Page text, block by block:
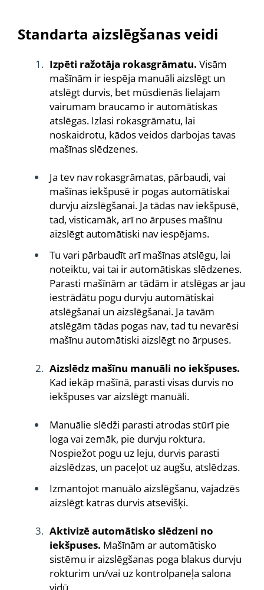
Standarta aizslēgšanas veidi
Izpēti ražotāja rokasgrāmatu. Visām
mašīnām ir iespēja manuāli aizslēgt un
atslēgt durvis, bet mūsdienās lielajam
vairumam braucamo ir automātiskas
atslēgas. Izlasi rokasgrāmatu, lai
noskaidrotu, kādos veidos darbojas tavas
mašīnas slēdzenes.
Ja tev nav rokasgrāmatas, pārbaudi, vai
mašīnas iekšpusē ir pogas automātiskai
durvju aizslēgšanai. Ja tādas nav iekšpusē,
tad, visticamāk, arī no ārpuses mašīnu
aizslēgt automātiski nav iespējams.
Tu vari pārbaudīt arī mašīnas atslēgu, lai
noteiktu, vai tai ir automātiskas slēdzenes.
Parasti mašīnām ar tādām ir atslēgas ar jau
iestrādātu pogu durvju automātiskai
atslēgšanai un aizslēgšanai. Ja tavām
atslēgām tādas pogas nav, tad tu nevarēsi
mašīnu automātiski aizslēgt no ārpuses.
Aizslēdz mašīnu manuāli no iekšpuses.
Kad iekāp mašīnā, parasti visas durvis no
iekšpuses var aizslēgt manuāli.
Manuālie slēdži parasti atrodas stūrī pie
loga vai zemāk, pie durvju roktura.
Nospiežot pogu uz leju, durvis parasti
aizslēdzas, un paceļot uz augšu, atslēdzas.
Izmantojot manuālo aizslēgšanu, vajadzēs
aizslēgt katras durvis atsevišķi.
Aktivizē automātisko slēdzeni no
iekšpuses. Mašīnām ar automātisko
sistēmu ir aizslēgšanas poga blakus durvju
rokturim un/vai uz kontrolpaneļa salona